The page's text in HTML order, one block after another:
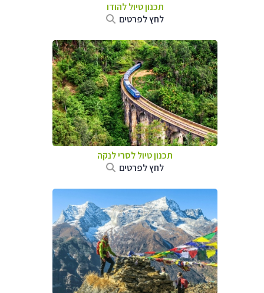
תכנון טיוללהודו
לחץ לפרטים
תכנון טיוללסרי לנקה
לחץ לפרטים